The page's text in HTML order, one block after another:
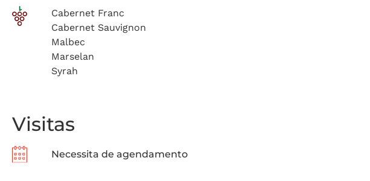
Cabernet Franc
Cabernet Sauvignon
Malbec
Marselan
Syrah
Visitas
Necessita de agendamento